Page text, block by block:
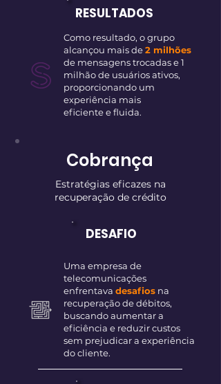
RESULTADOS
Como resultado, o grupo
alcançou mais de2 milhões
de mensagens trocadas e 1
milhão de usuários ativos,
proporcionando um
experiência mais
eficientee fluida.
Cobrança
Estratégias eficazes na
recuperação de crédito
DESAFIO
Uma empresa de
telecomunicações
enfrentava desafios na
recuperação de débitos,
buscando aumentar a
eficiência e reduzir custos
sem prejudicar a experiência
do cliente.